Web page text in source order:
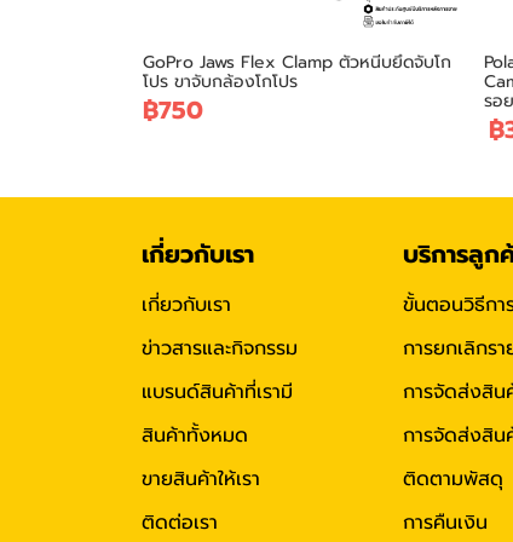
GoPro Jaws Flex Clamp ตัวหนีบยึดจับโก
โปร ขาจับกล้องโกโปร
฿750 รอ
฿
เกี่ยวกับเรา
เกี่ยวกับเรา
ข่าวสารและกิจกรรม
แบรนด์สินค้าที่เรามี
สินค้าทั้งหมด
ขายสินค้าให้เรา
ติดต่อเรา
บริการลูก
ขั้นตอนวิธีกา
การยกเลิกร
การจัดส่งสิน
การจัดส่งสิน
ติดตามพัสดุ
การคืนเงิน